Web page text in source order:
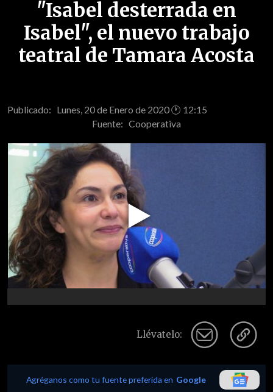
"Isabel desterrada en
Isabel", el nuevo trabajo
teatral de Tamara Acosta
Publicado: Lunes, 20 de Enero de 2020 🕐 12:15
Fuente: Cooperativa
Play
Video
Llévatelo:
Agréganos como tu fuente preferida en Google